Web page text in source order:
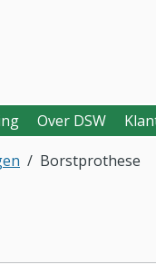
Goed
Over DSW
Borstprothese